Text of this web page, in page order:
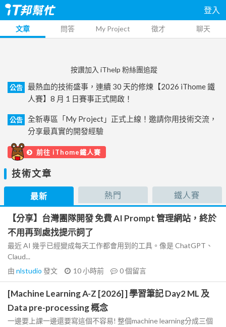
登入
文章 問答 My Project 徵才 聊天
按讚加入 iThelp 粉絲團追蹤
公告
最熱血的技術盛事，連續 30 天的修煉【2026 iThome 鐵
人賽】8 月 1 日賽事正式開啟！
公告
全新專區「My Project」正式上線！邀請你用技術交流，
分享最真實的開發經驗
前往 iThome鐵人賽
技術文章
最新 熱門 鐵人賽
【分享】台灣團隊開發 免費 AI Prompt 管理網站，終於
不用再到處找提示詞了
最近 AI 幾乎已經變成每天工作都會用到的工具。像是 ChatGPT、
Claud...
由 nlstudio 發文 10 小時前 0個留言
[Machine Learning A-Z [2026] ] 學習筆記 Day2 ML 及
Data pre-processing 概念
一邊要上課一邊還要寫這個不容易! 整個machine learning分成三個